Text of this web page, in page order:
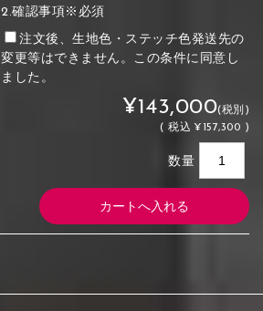
2.確認事項※必須
注文後、生地色・ステッチ色発送先の
変更等はできません。この条件に同意し
ました。
¥143,000(税別)
(税込 ¥157,300 )
数量